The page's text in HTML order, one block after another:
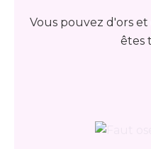
Vous pouvez d'ors et
êtes